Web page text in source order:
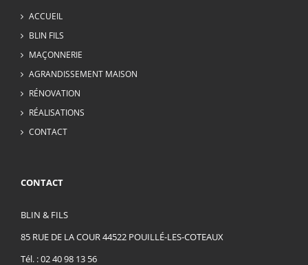
ACCUEIL
BLIN FILS
MAÇONNERIE
AGRANDISSEMENT MAISON
RÉNOVATION
RÉALISATIONS
CONTACT
CONTACT
BLIN & FILS
85 RUE DE LA COUR 44522 POUILLÉ-LES-COTEAUX
Tél. :02 40 98 13 56